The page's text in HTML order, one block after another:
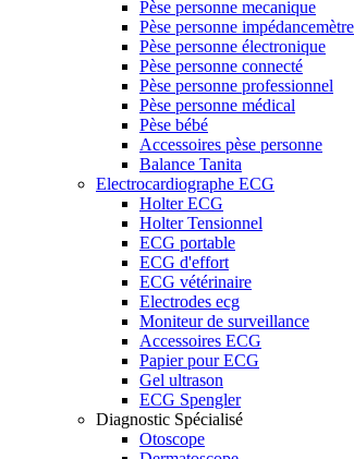
Pèse personne mecanique
Pèse personne impédancemètre
Pèse personne électronique
Pèse personne connecté
Pèse personne professionnel
Pèse personne médical
Pèse bébé
Accessoires pèse personne
Balance Tanita
Electrocardiographe ECG
Holter ECG
Holter Tensionnel
ECG portable
ECG d'effort
ECG vétérinaire
Electrodes ecg
Moniteur de surveillance
Accessoires ECG
Papier pour ECG
Gel ultrason
ECG Spengler
Diagnostic Spécialisé
Otoscope